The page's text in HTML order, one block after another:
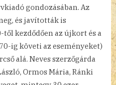
gondozásában. Az
és javították is
kezdődően az újkort és a
ig követi az eseményeket)
alá. Neves szerzőgárda
Ormos Mária, Ránki